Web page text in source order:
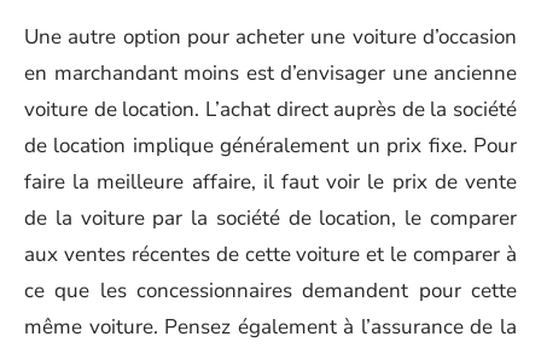
Une autre option pour acheter une voiture d’occasion
en marchandant moins est d’envisager une ancienne
voiture de location. L’achat direct auprès de la société
de location implique généralement un prix fixe. Pour
faire la meilleure affaire, il faut voir le prix de vente
de la voiture par la société de location, le comparer
aux ventes récentes de cette voiture et le comparer à
ce que les concessionnaires demandent pour cette
même voiture. Pensez également à l’assurance de la